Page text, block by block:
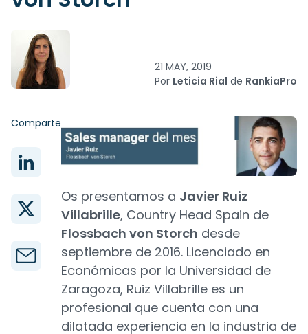
21 MAY, 2019
Por Leticia Rial de RankiaPro
Comparte
Os presentamos a Javier Ruiz
Villabrille, Country Head Spain de
Flossbach von Storch desde
septiembre de 2016. Licenciado en
Económicas por la Universidad de
Zaragoza, Ruiz Villabrille es un
profesional que cuenta con una
dilatada experiencia en la industria de